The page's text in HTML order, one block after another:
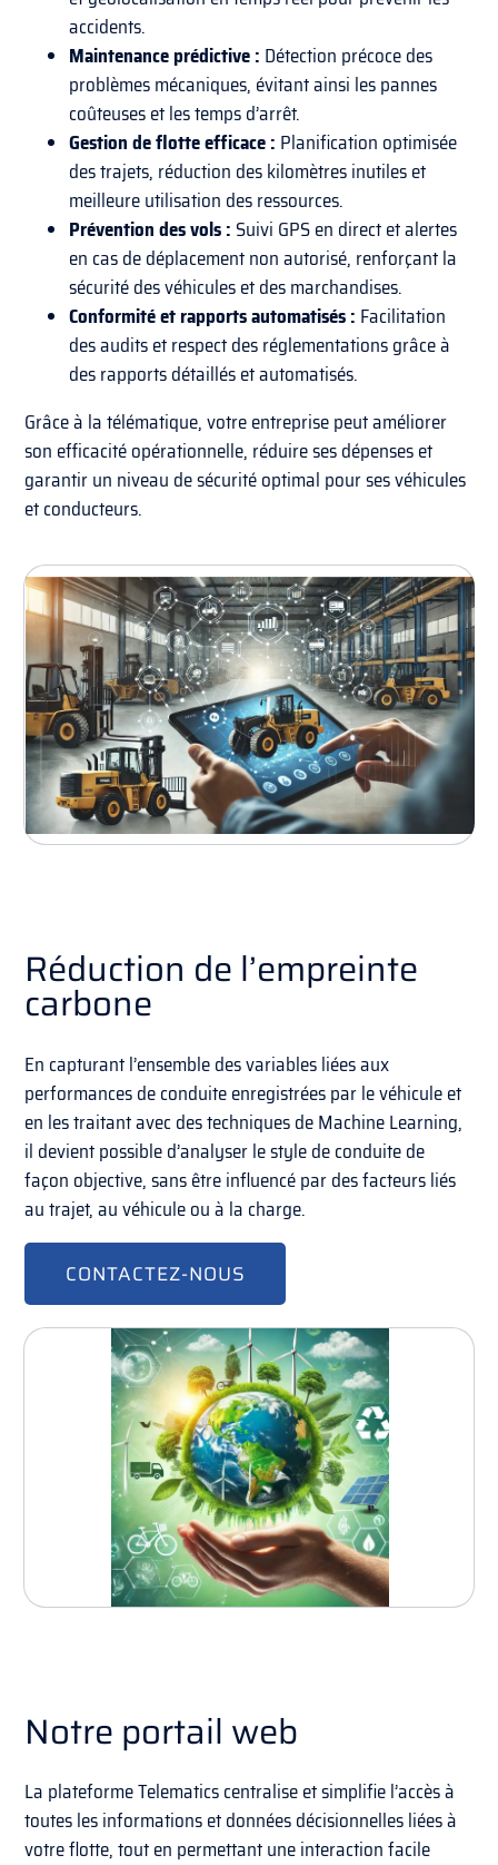
accidents.
Maintenance prédictive : Détection précoce des
problèmes mécaniques, évitant ainsi les pannes
coûteuses et les temps d’arrêt.
Gestion de flotte efficace : Planification optimisée
des trajets, réduction des kilomètres inutiles et
meilleure utilisation des ressources.
Prévention des vols : Suivi GPS en direct et alertes
en cas de déplacement non autorisé, renforçant la
sécurité des véhicules et des marchandises.
Conformité et rapports automatisés : Facilitation
des audits et respect des réglementations grâce à
des rapports détaillés et automatisés.
Grâce à la télématique, votre entreprise peut améliorer
son efficacité opérationnelle, réduire ses dépenses et
garantir un niveau de sécurité optimal pour ses véhicules
et conducteurs.
Réduction de l’empreinte
carbone
En capturant l’ensemble des variables liées aux
performances de conduite enregistrées par le véhicule et
en les traitant avec des techniques de Machine Learning,
il devient possible d’analyser le style de conduite de
façon objective, sans être influencé par des facteurs liés
au trajet, au véhicule ou à la charge.
CONTACTEZ-NOUS
Notre portail web
La plateforme Telematics centralise et simplifie l’accès à
toutes les informations et données décisionnelles liées à
votre flotte, tout en permettant une interaction facile